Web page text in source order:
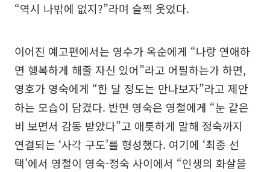
“역시 나밖에 없지?”라며 슬쩍 웃었다.
이어진 예고편에서는 영수가 옥순에게 “나랑 연애하
면 행복하게 해줄 자신 있어”라고 어필하는가 하면,
영호가 영숙에게 “한 달 정도는 만나보자”라고 제안
하는 모습이 담겼다. 반면 영숙은 영철에게 “눈 같은
비 보면서 감동 받았다”고 애틋하게 말해 정숙까지
연결되는 ‘사각 구도’를 형성했다. 여기에 ‘최종 선
택’에서 영철이 영숙-정숙 사이에서 “인생의 화살을